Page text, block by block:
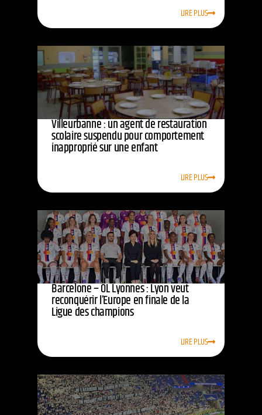
LIRE PLUS
Villeurbanne : un agent de restauration
scolaire suspendu pour comportement
inapproprié sur une enfant
LIRE PLUS
Barcelone – OL Lyonnes : Lyon veut
reconquérir l’Europe en finale de la
Ligue des champions
LIRE PLUS